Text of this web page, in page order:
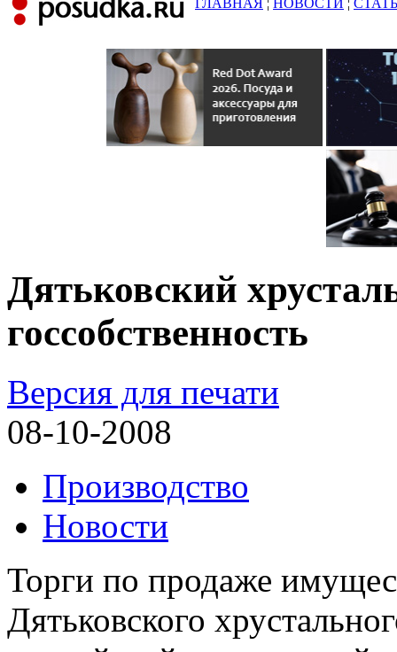
ГЛАВНАЯ ¦ НОВОСТИ ¦
Дятьковский
госсобственность
Версия для печати
08-10-2008
Производство
Новости
Торги по продаже
Дятьковского